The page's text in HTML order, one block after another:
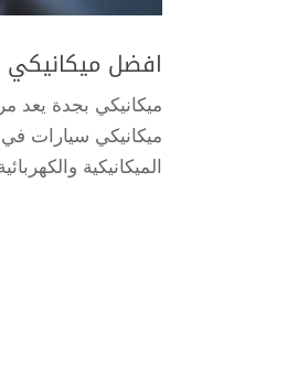
افضل ميكانيكي
ميكانيكي بجدة يعد
ميكانيكي سيارات
الميكانيكية